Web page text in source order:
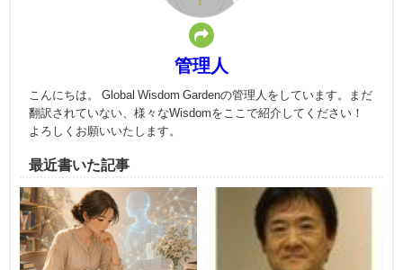
管理人
こんにちは。 Global Wisdom Gardenの管理人をしています。まだ
翻訳されていない、様々なWisdomをここで紹介してください！
よろしくお願いいたします。
最近書いた記事